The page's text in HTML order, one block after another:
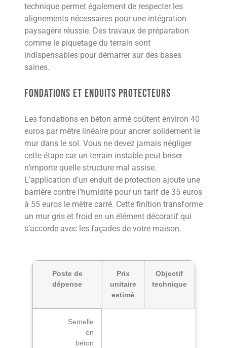
technique permet également de respecter les
alignements nécessaires pour une intégration
paysagère réussie. Des travaux de préparation
comme le piquetage du terrain sont
indispensables pour démarrer sur des bases
saines.
Fondations et enduits protecteurs
Les fondations en béton armé coûtent environ 40
euros par mètre linéaire pour ancrer solidement le
mur dans le sol. Vous ne devez jamais négliger
cette étape car un terrain instable peut briser
n’importe quelle structure mal assise.
L’application d’un enduit de protection ajoute une
barrière contre l’humidité pour un tarif de 35 euros
à 55 euros le mètre carré. Cette finition transforme
un mur gris et froid en un élément décoratif qui
s’accorde avec les façades de votre maison.
Poste de
dépense
Prix
unitaire
estimé
Objectif
technique
Semelle
en
béton